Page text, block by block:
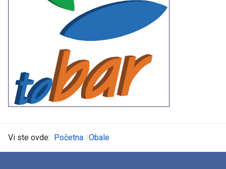
Vi ste ovde: Početna Obale